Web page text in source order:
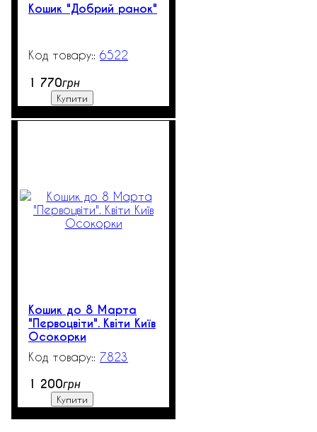
Кошик "Добрий ранок"
6522
1 770грн
Купити
Кошик до 8 Марта
"Первоцвіти". Квіти Київ
Осокорки
7823
1 200грн
Купити